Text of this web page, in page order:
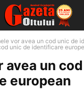
vor avea un cod unic de
unic de identificare
un
european